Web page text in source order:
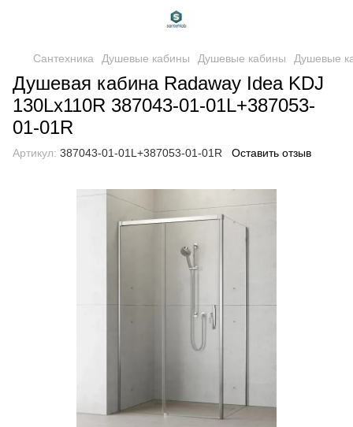
Сантехника Душевые кабины Душевые кабины Душевые
Душевая кабина Radaway Idea KDJ
130Lx110R 387043-01-01L+387053-
01-01R
Артикул: 387043-01-01L+387053-01-01R Оставить отзыв